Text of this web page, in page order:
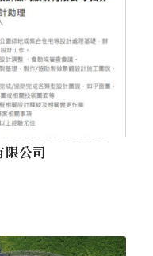
限公司